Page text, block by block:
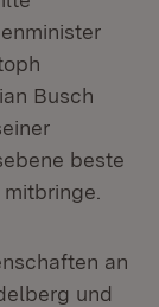
Busch
beste
an
und